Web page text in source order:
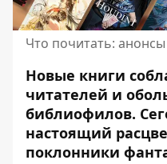
Что почитать:
Новые книги
читателей и
библиофилов.
настоящий
поклонники